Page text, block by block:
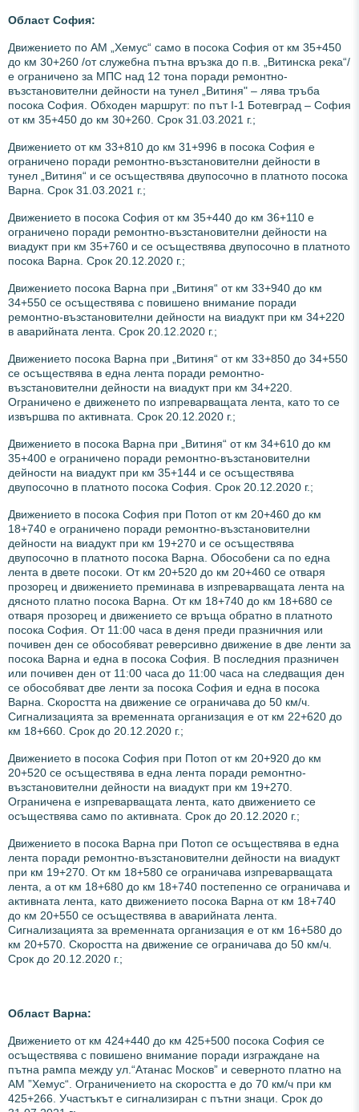
Област София:
Движението по АМ „Хемус“ само в посока София от км 35+450
до км 30+260 /от служебна пътна връзка до п.в. „Витинска река“/
е ограничено за МПС над 12 тона поради ремонтно-
възстановителни дейности на тунел „Витиня" – лява тръба
посока София. Обходен маршрут: по път I-1 Ботевград – София
от км 35+450 до км 30+260. Срок 31.03.2021 г.;
Движението от км 33+810 до км 31+996 в посока София е
ограничено поради ремонтно-възстановителни дейности в
тунел „Витиня“ и се осъществява двупосочно в платното посока
Варна. Срок 31.03.2021 г.;
Движението в посока София от км 35+440 до км 36+110 е
ограничено поради ремонтно-възстановителни дейности на
виадукт при км 35+760 и се осъществява двупосочно в платното
посока Варна. Срок 20.12.2020 г.;
Движението посока Варна при „Витиня“ от км 33+940 до км
34+550 се осъществява с повишено внимание поради
ремонтно-възстановителни дейности на виадукт при км 34+220
в аварийната лента. Срок 20.12.2020 г.;
Движението посока Варна при „Витиня“ от км 33+850 до 34+550
се осъществява в една лента поради ремонтно-
възстановителни дейности на виадукт при км 34+220.
Ограничено е движенето по изпреварващата лента, като то се
извършва по активната. Срок 20.12.2020 г.;
Движението в посока Варна при „Витиня“ от км 34+610 до км
35+400 е ограничено поради ремонтно-възстановителни
дейности на виадукт при км 35+144 и се осъществява
двупосочно в платното посока София. Срок 20.12.2020 г.;
Движението в посока София при Потоп от км 20+460 до км
18+740 е ограничено поради ремонтно-възстановителни
дейности на виадукт при км 19+270 и се осъществява
двупосочно в платното посока Варна. Обособени са по една
лента в двете посоки. От км 20+520 до км 20+460 се отваря
прозорец и движението преминава в изпреварващата лента на
дясното платно посока Варна. От км 18+740 до км 18+680 се
отваря прозорец и движението се връща обратно в платното
посока София. От 11:00 часа в деня преди празничния или
почивен ден се обособяват реверсивно движение в две ленти за
посока Варна и една в посока София. В последния празничен
или почивен ден от 11:00 часа до 11:00 часа на следващия ден
се обособяват две ленти за посока София и една в посока
Варна. Скоростта на движение се ограничава до 50 км/ч.
Сигнализацията за временната организация е от км 22+620 до
км 18+660. Срок до 20.12.2020 г.;
Движението в посока София при Потоп от км 20+920 до км
20+520 се осъществява в една лента поради ремонтно-
възстановителни дейности на виадукт при км 19+270.
Ограничена е изпреварващата лента, като движението се
осъществява само по активната. Срок до 20.12.2020 г.;
Движението в посока Варна при Потоп се осъществява в една
лента поради ремонтно-възстановителни дейности на виадукт
при км 19+270. От км 18+580 се ограничава изпреварващата
лента, а от км 18+680 до км 18+740 постепенно се ограничава и
активната лента, като движението посока Варна от км 18+740
до км 20+550 се осъществява в аварийната лента.
Сигнализацията за временната организация е от км 16+580 до
км 20+570. Скоростта на движение се ограничава до 50 км/ч.
Срок до 20.12.2020 г.;
Област Варна:
Движението от км 424+440 до км 425+500 посока София се
осъществява с повишено внимание поради изграждане на
пътна рампа между ул.“Атанас Москов” и северното платно на
АМ ”Хемус“. Ограничението на скоростта е до 70 км/ч при км
425+266. Участъкът е сигнализиран с пътни знаци. Срок до